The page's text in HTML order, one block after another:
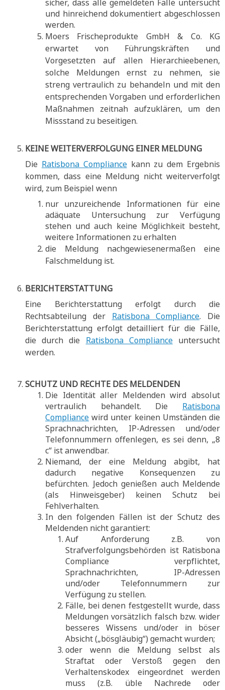
sicher, dass alle gemeldeten Fälle untersucht
und hinreichend dokumentiert abgeschlossen
werden.
Moers Frischeprodukte GmbH & Co. KG
erwartet von Führungskräften und
Vorgesetzten auf allen Hierarchieebenen,
solche Meldungen ernst zu nehmen, sie
streng vertraulich zu behandeln und mit den
entsprechenden Vorgaben und erforderlichen
Maßnahmen zeitnah aufzuklären, um den
Missstand zu beseitigen.
KEINE WEITERVERFOLGUNG EINER MELDUNG
Die Ratisbona Compliancekann zu dem Ergebnis
kommen, dass eine Meldung nicht weiterverfolgt
wird, zum Beispiel wenn
nur unzureichende Informationen für eine
adäquate Untersuchung zur Verfügung
stehen und auch keine Möglichkeit besteht,
weitere Informationen zu erhalten
die Meldung nachgewiesenermaßen eine
Falschmeldung ist.
BERICHTERSTATTUNG
Eine Berichterstattung erfolgt durch die
Rechtsabteilung der Ratisbona Compliance. Die
Berichterstattung erfolgt detailliert für die Fälle,
die durch die Ratisbona Complianceuntersucht
werden.
SCHUTZ UND RECHTE DES MELDENDEN
Die Identität aller Meldenden wird absolut
vertraulich behandelt. Die Ratisbona
Compliance wird unter keinen Umständen die
Sprachnachrichten, IP-Adressen und/oder
Telefonnummern offenlegen, es sei denn, „8
c“ ist anwendbar.
Niemand, der eine Meldung abgibt, hat
dadurch negative Konsequenzen zu
befürchten. Jedoch genießen auch Meldende
(als Hinweisgeber) keinen Schutz bei
Fehlverhalten.
In den folgenden Fällen ist der Schutz des
Meldenden nicht garantiert:
Auf Anforderung z.B. von
Strafverfolgungsbehörden ist Ratisbona
Compliance verpflichtet,
Sprachnachrichten, IP-Adressen
und/oder Telefonnummern zur
Verfügung zu stellen.
Fälle, bei denen festgestellt wurde, dass
Meldungen vorsätzlich falsch bzw. wider
besseres Wissens und/oder in böser
Absicht („bösgläubig“) gemacht wurden;
oder wenn die Meldung selbst als
Straftat oder Verstoß gegen den
Verhaltenskodex eingeordnet werden
muss (z.B. üble Nachrede oder